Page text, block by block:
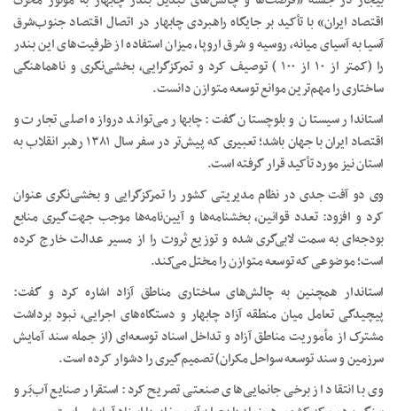
اقتصاد ایران» با تأکید بر جایگاه راهبردی چابهار در اتصال اقتصاد جنوب‌شرق
آسیا به آسیای میانه، روسیه و شرق اروپا، میزان استفاده از ظرفیت‌های این بندر
را (کمتر از ۱۰ از ۱۰۰ ) توصیف کرد و تمرکزگرایی، بخشی‌نگری و ناهماهنگی
ساختاری را مهم‌ترین موانع توسعه متوازن دانست.
استاندار سیستان و بلوچستان گفت: چابهار می‌تواند دروازه اصلی تجارت و
اقتصاد ایران با جهان باشد؛ تعبیری که پیش‌تر در سفر سال ۱۳۸۱ رهبر انقلاب به
استان نیز مورد تأکید قرار گرفته است.
وی دو آفت جدی در نظام مدیریتی کشور را تمرکزگرایی و بخشی‌نگری عنوان
کرد و افزود: تعدد قوانین، بخشنامه‌ها و آیین‌نامه‌ها موجب جهت‌گیری منابع
بودجه‌ای به سمت لابی‌گری شده و توزیع ثروت را از مسیر عدالت خارج کرده
است؛ موضوعی که توسعه متوازن را مختل می‌کند.
استاندار همچنین به چالش‌های ساختاری مناطق آزاد اشاره کرد و گفت:
پیچیدگی تعامل میان منطقه آزاد چابهار و دستگاه‌های اجرایی، نبود برداشت
مشترک از مأموریت مناطق آزاد و تداخل اسناد توسعه‌ای (از جمله سند آمایش
سرزمین و سند توسعه سواحل مکران) تصمیم‌گیری را دشوار کرده است.
وی با انتقاد از برخی جانمایی‌های صنعتی تصریح کرد: استقرار صنایع آب‌بَر و